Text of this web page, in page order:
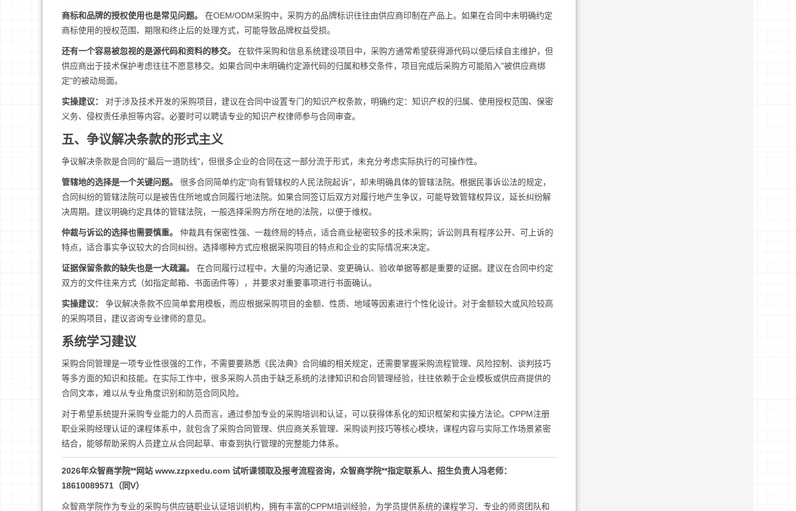
商标和品牌的授权使用也是常见问题。
在OEM/ODM采购中，采购方的品牌标识往往由供应商印制在产品上。如果在合同中未明确约定
商标使用的授权范围、期限和终止后的处理方式，可能导致品牌权益受损。
还有一个容易被忽视的是源代码和资料的移交。
在软件采购和信息系统建设项目中，采购方通常希望获得源代码以便后续自主维护，但
供应商出于技术保护考虑往往不愿意移交。如果合同中未明确约定源代码的归属和移交条件，项目完成后采购方可能陷入"被供应商绑
定"的被动局面。
实操建议：
对于涉及技术开发的采购项目，建议在合同中设置专门的知识产权条款，明确约定：知识产权的归属、使用授权范围、保密
义务、侵权责任承担等内容。必要时可以聘请专业的知识产权律师参与合同审查。
五、争议解决条款的形式主义
争议解决条款是合同的"最后一道防线"，但很多企业的合同在这一部分流于形式，未充分考虑实际执行的可操作性。
管辖地的选择是一个关键问题。
很多合同简单约定"向有管辖权的人民法院起诉"，却未明确具体的管辖法院。根据民事诉讼法的规定，
合同纠纷的管辖法院可以是被告住所地或合同履行地法院。如果合同签订后双方对履行地产生争议，可能导致管辖权异议，延长纠纷解
决周期。建议明确约定具体的管辖法院，一般选择采购方所在地的法院，以便于维权。
仲裁与诉讼的选择也需要慎重。
仲裁具有保密性强、一裁终局的特点，适合商业秘密较多的技术采购；诉讼则具有程序公开、可上诉的
特点，适合事实争议较大的合同纠纷。选择哪种方式应根据采购项目的特点和企业的实际情况来决定。
证据保留条款的缺失也是一大疏漏。
在合同履行过程中，大量的沟通记录、变更确认、验收单据等都是重要的证据。建议在合同中约定
双方的文件往来方式（如指定邮箱、书面函件等），并要求对重要事项进行书面确认。
实操建议：
争议解决条款不应简单套用模板，而应根据采购项目的金额、性质、地域等因素进行个性化设计。对于金额较大或风险较高
的采购项目，建议咨询专业律师的意见。
系统学习建议
采购合同管理是一项专业性很强的工作，不需要要熟悉《民法典》合同编的相关规定，还需要掌握采购流程管理、风险控制、谈判技巧
等多方面的知识和技能。在实际工作中，很多采购人员由于缺乏系统的法律知识和合同管理经验，往往依赖于企业模板或供应商提供的
合同文本，难以从专业角度识别和防范合同风险。
对于希望系统提升采购专业能力的人员而言，通过参加专业的采购培训和认证，可以获得体系化的知识框架和实操方法论。CPPM注册
职业采购经理认证的课程体系中，就包含了采购合同管理、供应商关系管理、采购谈判技巧等核心模块，课程内容与实际工作场景紧密
结合，能够帮助采购人员建立从合同起草、审查到执行管理的完整能力体系。
2026年众智商学院**网站 www.zzpxedu.com 试听课领取及报考流程咨询，众智商学院**指定联系人、招生负责人冯老师：
18610089571（同V）
众智商学院作为专业的采购与供应链职业认证培训机构，拥有丰富的CPPM培训经验，为学员提供系统的课程学习、专业的师资团队和